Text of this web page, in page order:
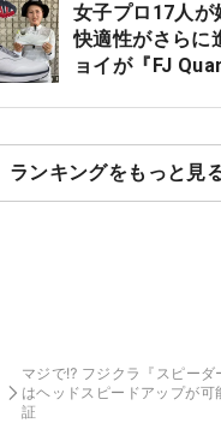
女子プロ17人が
快適性がさらに
ョイが『FJ
ランキングをもっと見
マジで⁉️ フジクラ『スピーダ
はヘッドスピードアップが
証